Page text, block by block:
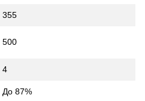
355
500
4
До 87%